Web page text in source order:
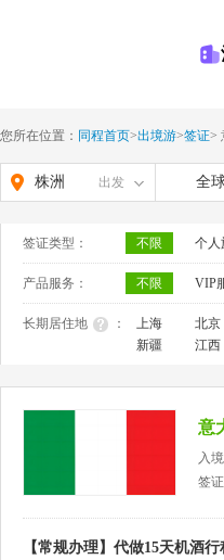
您所在位置： 同程首页>出境游>签证>
株洲 出发 全
签证类型： 不限 个人
产品服务： 不限 VIP
长期居住地 ： 上海 北京
新疆
江西
意
入
签
【常规办理】代做15天机酒